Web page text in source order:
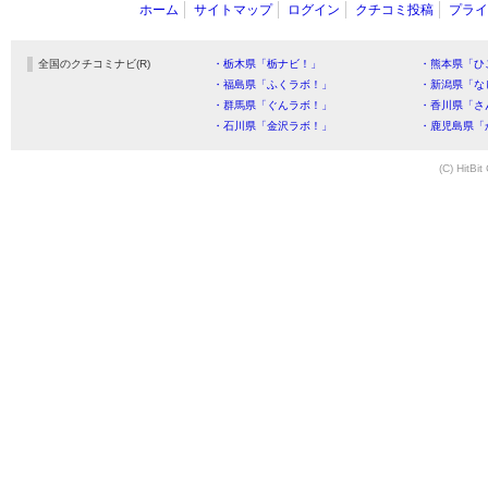
ホーム サイトマップ ログイン クチコミ投稿 プラ
全国のクチコミナビ(R) ・栃木県「栃ナビ！」
・熊本県「
・福島県「ふくラボ！」
・新潟県「
・群馬県「ぐんラボ！」
・香川県「
・石川県「金沢ラボ！」
・鹿児島県
(C) HitBit